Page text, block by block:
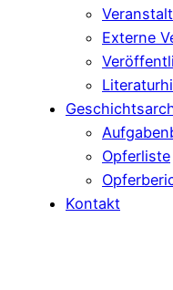
Externe
Opferliste
Kontakt